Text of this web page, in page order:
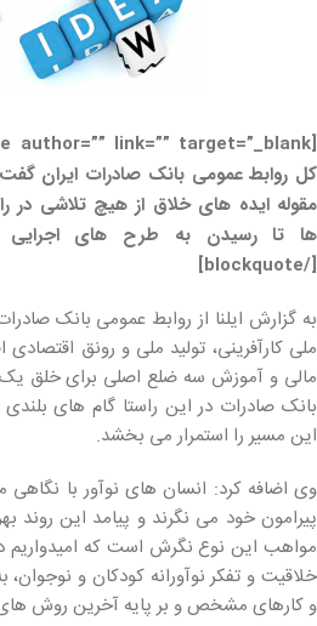
کل روابط عمومی بانک صادرات ایران
مقوله ایده های خلاق از هیچ تلاشی در
ها تا رسیدن به طرح های اجرایی
[/blockquote]
به گزارش ایلنا از روابط عمومی بانک
ملی کارآفرینی، تولید ملی و رونق
مالی و آموزش سه ضلع اصلی برای خلق یک
بانک صادرات در این راستا گام های
این مسیر را استمرار می بخشد.
وی اضافه کرد: انسان های نوآور با
پیرامون خود می نگرند و پیامد این روند
مواهب این نوع نگرش است که امیدواریم
خلاقیت و تفکر نوآورانه کودکان و
و کارهای مشخص و بر پایه آخرین روش